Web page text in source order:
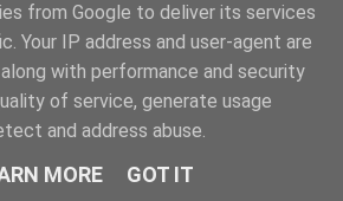
from Google to deliver its services
Your IP address and user-agent are
with performance and security
of service, generate usage
and address abuse.
MORE GOT IT